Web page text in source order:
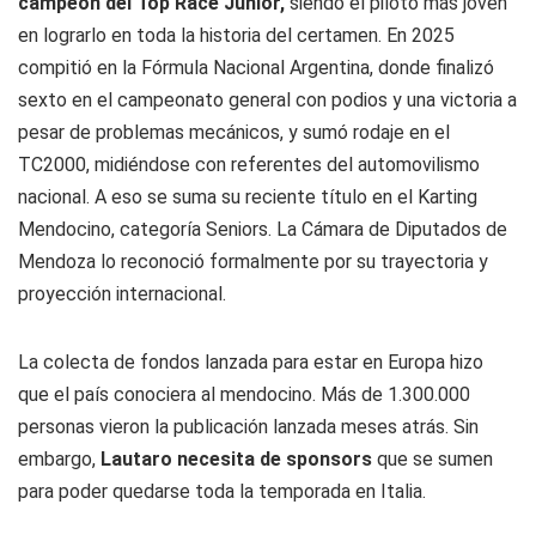
en lograrlo en toda la historia del certamen. En 2025
compitió en la Fórmula Nacional Argentina, donde finalizó
sexto en el campeonato general con podios y una victoria a
pesar de problemas mecánicos, y sumó rodaje en el
TC2000, midiéndose con referentes del automovilismo
nacional. A eso se suma su reciente título en el Karting
Mendocino, categoría Seniors. La Cámara de Diputados de
Mendoza lo reconoció formalmente por su trayectoria y
proyección internacional.
La colecta de fondos lanzada para estar en Europa hizo
que el país conociera al mendocino. Más de 1.300.000
personas vieron la publicación lanzada meses atrás. Sin
embargo, Lautaro necesita de sponsors que se sumen
para poder quedarse toda la temporada en Italia.